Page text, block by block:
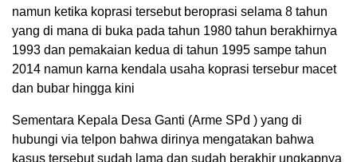
namun ketika koprasi tersebut beroprasi selama 8 tahun
yang di mana di buka pada tahun 1980 tahun berakhirnya
1993 dan pemakaian kedua di tahun 1995 sampe tahun
2014 namun karna kendala usaha koprasi tersebur macet
dan bubar hingga kini
Sementara Kepala Desa Ganti (Arme SPd ) yang di
hubungi via telpon bahwa dirinya mengatakan bahwa
kasus tersebut sudah lama dan sudah berakhir ungkapnya